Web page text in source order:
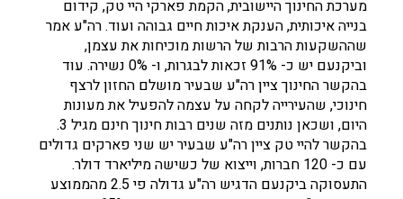
מערכת החינוך היישובית, הקמת פארקי היי טק, קידום
בנייה איכותית, הענקת איכות חיים גבוהה ועוד. רה"ע אמר
שההשקעות הרבות של הרשות מוכיחות את עצמן,
וביקנעם יש כ- 91% זכאות לבגרות, ו- 0% נשירה. עוד
בהקשר החינוך ציין רה"ע שבעיר מושלם החזון לרצף
חינוכי, שהעירייה לקחה על עצמה להפעיל את מעונות
היום, ושכאן נותנים מזה שנים רבות חינוך חינם מגיל 3.
בהקשר להיי טק ציין רה"ע שבעיר יש שני פארקים גדולים
עם כ- 120 חברות, וייצוא של כשישה מיליארד דולר.
התעסוקה ביקנעם הדגיש רה"ע גדולה פי 2.5 מהממוצע